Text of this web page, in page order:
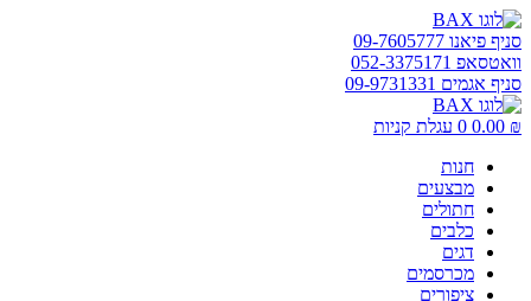
דלג
לתוכן
סניף פיאנו 09-7605777
וואטסאפ 052-3375171
סניף אגמים 09-9731331
0.00 ₪
0 עגלת קניות
חנות
מבצעים
חתולים
כלבים
דגים
מכרסמים
ציפורים